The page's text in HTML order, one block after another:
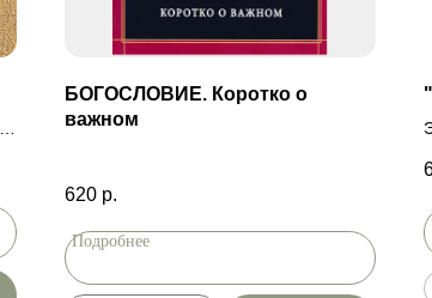
БОГОСЛОВИЕ. Коротко о
важном
620 р.
Подробнее